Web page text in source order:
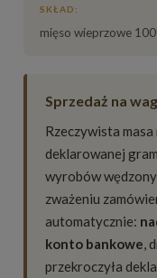
SKŁAD:
mięso wieprzowe
Sprzedaż na
Rzeczywista
deklarowanej
wyrobów
zważeniu
automatycznie:
konto bankowe,
przekroczyła